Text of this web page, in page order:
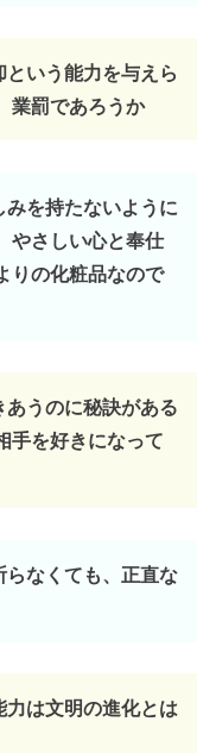
いう能力を与えら
業罰であろうか
を持たないように
やさしい心と奉仕
りの化粧品なので
うのに秘訣がある
手を好きになって
らなくても、正直な
は文明の進化とは